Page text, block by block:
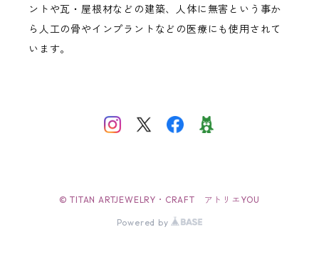
ントや瓦・屋根材などの建築、人体に無害という事か
ら人工の骨やインプラントなどの医療にも使用されて
います。
© TITAN ARTJEWELRY・CRAFT アトリエYOU
Powered by